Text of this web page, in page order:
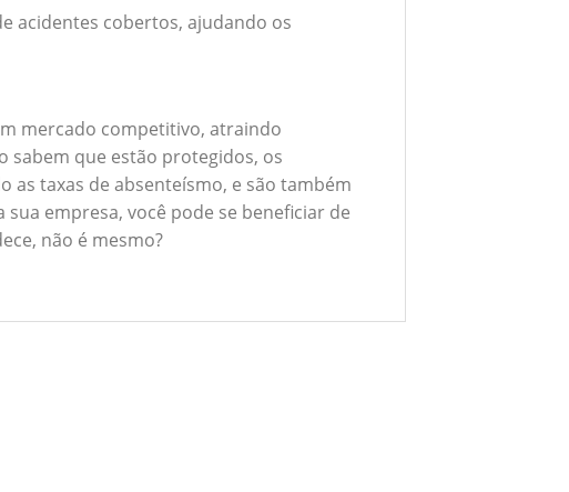
acidentes cobertos, ajudando os
mercado competitivo, atraindo
sabem que estão protegidos, os
taxas de absenteísmo, e são também
empresa, você pode se beneficiar de
não é mesmo?